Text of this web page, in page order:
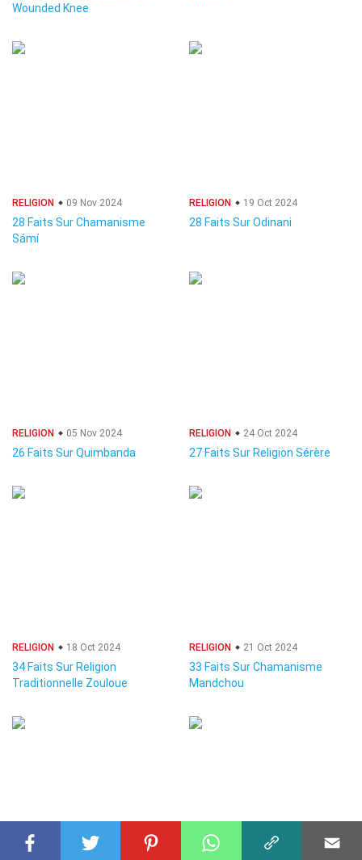
Wounded Knee
RELIGION 09 Nov 2024
28 Faits Sur Chamanisme
Sámí
RELIGION 19 Oct 2024
28 Faits Sur Odinani
RELIGION 05 Nov 2024
26 Faits Sur Quimbanda
RELIGION 24 Oct 2024
27 Faits Sur Religion Sérère
RELIGION 18 Oct 2024
34 Faits Sur Religion
Traditionnelle Zouloue
RELIGION 21 Oct 2024
33 Faits Sur Chamanisme
Mandchou